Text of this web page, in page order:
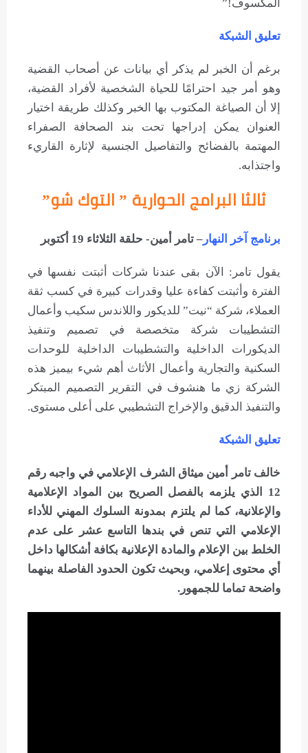
المكسوف!”
تعليق الشبكة
برغم أن الخبر لم يذكر أي بيانات عن أصحاب القضية
وهو أمر جيد احترامًا للحياة الشخصية لأفراد القضية،
إلا أن الصياغة المكتوب بها الخبر وكذلك طريقة اختيار
العنوان يمكن إدراجها تحت بند الصحافة الصفراء
المهتمة بالفضائح والتفاصيل الجنسية لإثارة القاريء
واجتذابه.
ثالثا البرامج الحوارية ” التوك شو”
برنامج آخر النهار – تامر أمين- حلقة الثلاثاء 19 أكتوبر
يقول تامر: الآن بقى عندنا شركات أثبتت نفسها في
الفترة وأثبتت كفاءة عليا وقدرات كبيرة في كسب ثقة
العملاء، شركة “نيت” للديكور واللاندس سكيب وأعمال
التشطيبات شركة متخصصة في تصميم وتنفيذ
الديكورات الداخلية والتشطيبات الداخلية للوحدات
السكنية والتجارية وأعمال الأثاث أهم شيء بيميز هذه
الشركة زي ما هنشوف في التقرير التصميم المبتكر
والتنفيذ الدقيق والإخراج التشطيبي على أعلى مستوى.
تعليق الشبكة
خالف تامر أمين ميثاق الشرف الإعلامي في واجبه رقم
12 الذي يلزمه بالفصل الصريح بين المواد الإعلامية
والإعلانية، كما لم يلتزم بمدونة السلوك المهني للأداء
الإعلامي التي تنص في بندها التاسع عشر على عدم
الخلط بين الإعلام والمادة الإعلانية بكافة أشكالها داخل
أي محتوى إعلامي، وبحيث تكون الحدود الفاصلة بينهما
واضحة تماما للجمهور.